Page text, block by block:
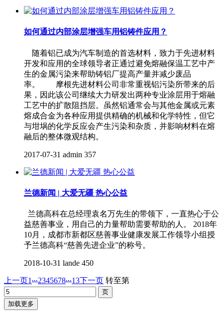
如何通过内部涂层增强车用铝铸件应用？
随着铝已成为汽车制造的首选材料，致力于先进材料
开发和应用的全球领导者正通过避免熔融保温工艺中产
生的金属污染来帮助铸铝厂提高产量并减少废品
率。 摩根先进材料公司非常重视铝污染所带来的后
果，因此该公司继续大力研发出两种专业涂层用于熔融
工艺中的扩散阻挡层。虽然铝通常会与其他金属或元素
熔成合金为各种应用提供精确的机械和化学特性，但它
与坩埚的化学反应会产生污染和杂质，并影响材料在熔
融后的整体微观结构。
2017-07-31 admin 357
兰德新闻 | 大爱无疆 热心公益
兰德高科在总经理袁名万先生的带领下，一直热心于公
益慈善事业，用自己的力量帮助需要帮助的人。 2018年
10月，成都市新都区慈善事业健康发展工作领导小组授
予兰德高科“慈善先进企业”的称号。
2018-10-31 lande 450
上一页1...2345678...13下一页 转至第
加载更多